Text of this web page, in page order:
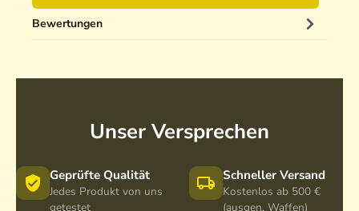
Bewertungen
Unser Versprechen
Geprüfte Qualität
Jedes Produkt von uns
getestet
Schneller Versand
Kostenlos ab 500 €
(ausgen. Waffen)